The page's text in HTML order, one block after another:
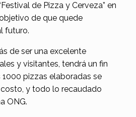
de Pizza y Cerveza” en
de que quede
futuro.
de ser una excelente
y visitantes, tendrá un fin
1000 pizzas elaboradas se
y todo lo recaudado
ONG.